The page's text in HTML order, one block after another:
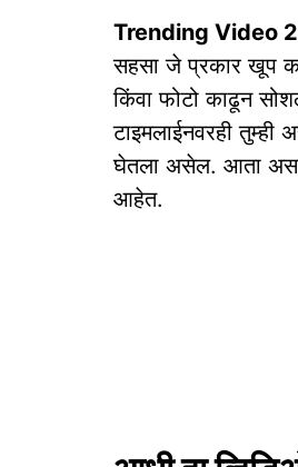
Trending Video
सहसा जे प्रकार खूप
किंवा फोटो काढून
टाइमलाईनवरही
घेतला असेल. आता
आहेत.